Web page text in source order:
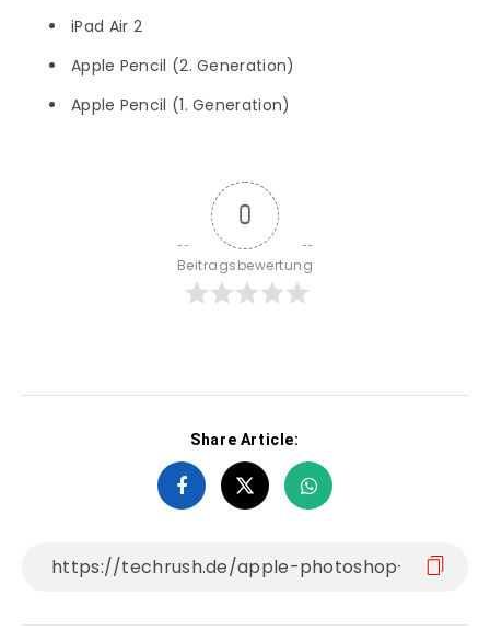
iPad Air 2
Apple Pencil (2. Generation)
Apple Pencil (1. Generation)
0
Beitragsbewertung
Share Article: